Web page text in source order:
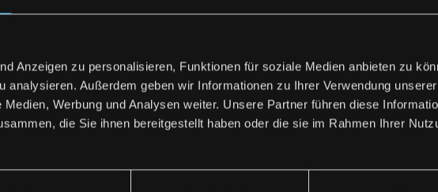
Anzeigen zu personalisieren, Funktionen für soziale Medien anbieten zu
analysieren. Außerdem geben wir Informationen zu Ihrer Verwendung unserer
Werbung und Analysen weiter. Unsere Partner führen diese
die Sie ihnen bereitgestellt haben oder die sie im Rahmen Ihrer
REFERENZEN
wir schon das Vergnügen, unvergessliche Events zu erleben.